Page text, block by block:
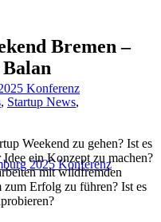
Konferenz
2025 Konferenz
Bremen –
, Startup News,
Weekend zu gehen? Ist es
ein Konzept zu machen?
mit wildfremden
zum Erfolg zu führen? Ist es